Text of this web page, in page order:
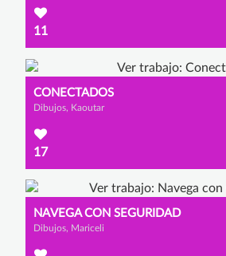
11
CONECTADOS
Dibujos, Kaoutar
17
NAVEGA CON SEGURIDAD
Dibujos, Mariceli